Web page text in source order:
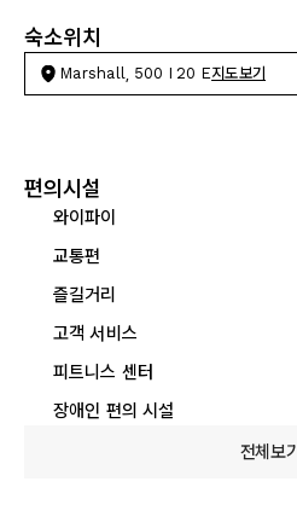
숙소위치
Marshall, 500 I 20 E지도보기
편의시설
와이파이
교통편
즐길거리
고객 서비스
피트니스 센터
장애인 편의 시설
전체보기